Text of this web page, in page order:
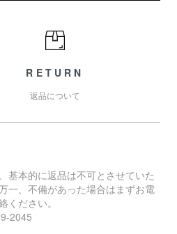
RETURN
返品について
基本的に返品は不可とさせていた
一、不備があった場合はまずお電
ください。
2045